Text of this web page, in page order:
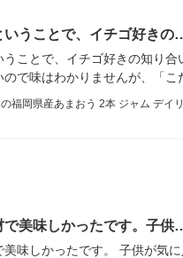
いうことで、イチゴ好きの
うことで、イチゴ好きの知り
で味はわかりませんが、「
福岡県産あまおう 2本 ジャム デイ
で美味しかったです。子供
味しかったです。 子供が気